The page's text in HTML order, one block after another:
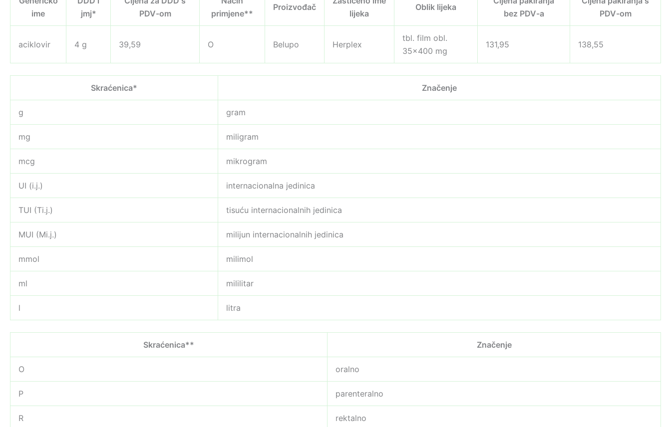
ime
jmj*
PDV-om
primjene**
Proizvođač
lijeka
Oblik lijeka
bez PDV-a
PDV-om
aciklovir 4 g 39,59 O Belupo Herplex
tbl. film obl.
35×400 mg
131,95 138,55
Skraćenica* Značenje
g gram
mg miligram
mcg mikrogram
UI (i.j.) internacionalna jedinica
TUI (Ti.j.) tisuću internacionalnih jedinica
MUI (Mi.j.) milijun internacionalnih jedinica
mmol milimol
ml mililitar
l litra
Skraćenica** Značenje
O oralno
P parenteralno
R rektalno